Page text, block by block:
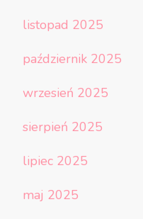
listopad 2025
październik 2025
wrzesień 2025
sierpień 2025
lipiec 2025
maj 2025